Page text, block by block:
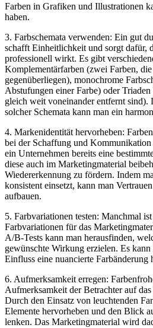
⁢Farben in ⁤Grafiken‌ und Illustrationen
haben.
3. Farbschemata ⁢verwenden: Ein gut
schafft Einheitlichkeit und sorgt dafür,
professionell wirkt. ⁣Es gibt
Komplementärfarben⁣ (zwei ⁣Farben,
gegenüberliegen), monochrome
Abstufungen einer ‌Farbe) oder
gleich weit voneinander entfernt sind).
solcher Schemata ‍kann man ein
4. Markenidentität hervorheben:
bei der⁣ Schaffung und
​ein Unternehmen bereits eine
diese auch im Marketingmaterial
Wiedererkennung zu fördern. Indem
⁣konsistent einsetzt, kann man‌
aufbauen.
5. Farbvariationen testen:​ Manchmal ist
Farbvariationen ⁣für das
A/B-Tests kann man ‍herausfinden,
gewünschte Wirkung erzielen. Es
Einfluss eine nuancierte Farbänderung
6. Aufmerksamkeit erregen:
Aufmerksamkeit der Betrachter auf
Durch den Einsatz von leuchtenden
⁤Elemente hervorheben und den Blick
lenken. Das Marketingmaterial ⁢wird